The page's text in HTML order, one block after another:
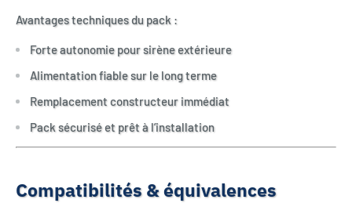
Avantages techniques du pack :
Forte autonomie pour sirène extérieure
Alimentation fiable sur le long terme
Remplacement constructeur immédiat
Pack sécurisé et prêt à l’installation
Compatibilités & équivalences